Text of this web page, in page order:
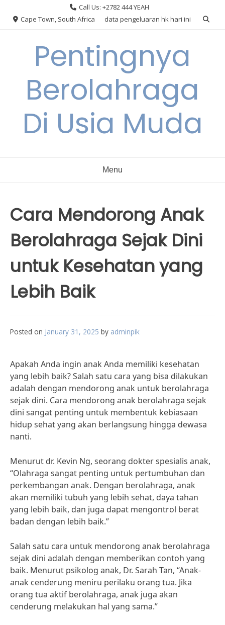
Call Us: +2782 444 YEAH
Cape Town, South Africa
data pengeluaran hk hari ini
Pentingnya
Berolahraga
Di Usia Muda
Menu
Cara Mendorong Anak
Berolahraga Sejak Dini
untuk Kesehatan yang
Lebih Baik
Posted on January 31, 2025 by adminpik
Apakah Anda ingin anak Anda memiliki kesehatan
yang lebih baik? Salah satu cara yang bisa dilakukan
adalah dengan mendorong anak untuk berolahraga
sejak dini. Cara mendorong anak berolahraga sejak
dini sangat penting untuk membentuk kebiasaan
hidup sehat yang akan berlangsung hingga dewasa
nanti.
Menurut dr. Kevin Ng, seorang dokter spesialis anak,
“Olahraga sangat penting untuk pertumbuhan dan
perkembangan anak. Dengan berolahraga, anak
akan memiliki tubuh yang lebih sehat, daya tahan
yang lebih baik, dan juga dapat mengontrol berat
badan dengan lebih baik.”
Salah satu cara untuk mendorong anak berolahraga
sejak dini adalah dengan memberikan contoh yang
baik. Menurut psikolog anak, Dr. Sarah Tan, “Anak-
anak cenderung meniru perilaku orang tua. Jika
orang tua aktif berolahraga, anak juga akan
cenderung melakukan hal yang sama.”